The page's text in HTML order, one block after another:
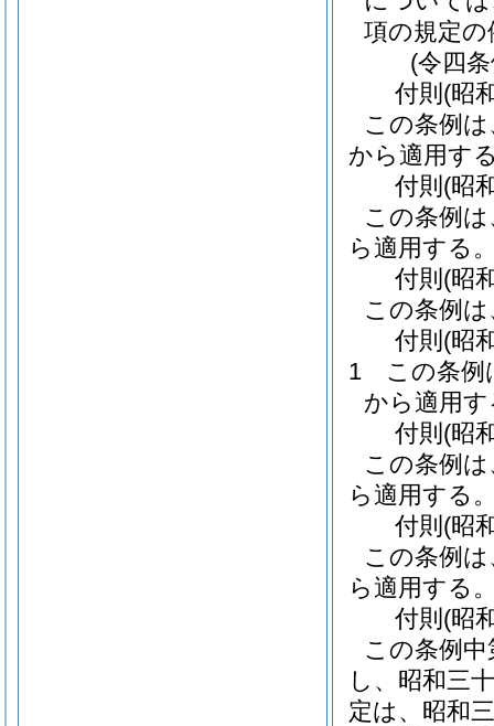
項の規定
(令四
付則 (昭
この条例
から適用す
付則 (昭
この条例
ら適用する
付則 (昭
この条例
付則 (昭
1
この条例
から適用
付則 (昭
この条例
ら適用する
付則 (昭
この条例
ら適用する
付則 (昭
この条例
し、昭和三
定は、昭和